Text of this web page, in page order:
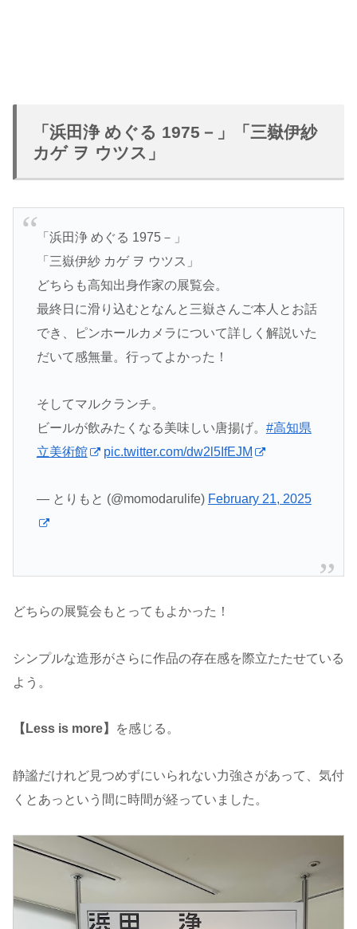
「浜田浄 めぐる 1975－」「三嶽伊紗
カゲ ヲ ウツス」
「浜田浄 めぐる 1975－」
「三嶽伊紗 カゲ ヲ ウツス」
どちらも高知出身作家の展覧会。
最終日に滑り込むとなんと三嶽さんご本人とお話
でき、ピンホールカメラについて詳しく解説いた
だいて感無量。行ってよかった！
そしてマルクランチ。
ビールが飲みたくなる美味しい唐揚げ。 #高知県
立美術館
pic.twitter.com/dw2l5IfEJM
— とりもと (@momodarulife) February 21, 2025
どちらの展覧会もとってもよかった！
シンプルな造形がさらに作品の存在感を際立たたせている
よう。
【Less is more】 を感じる。
静謐だけれど見つめずにいられない力強さがあって、気付
くとあっという間に時間が経っていました。